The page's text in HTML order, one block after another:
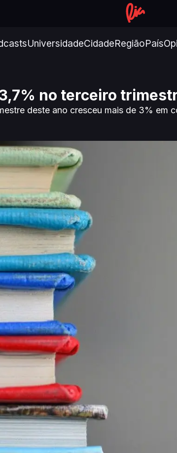
UniversidadeCidadeRegiãoPaís
no terceiro
deste ano cresceu mais de 3%